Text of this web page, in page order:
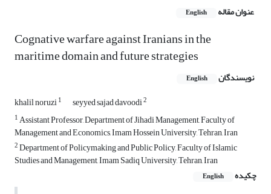
عنوان مقاله English
Cognative warfare against Iranians in the
maritime domain and future strategies
نویسندگان English
khalil noruzi1 seyyed sajad davoodi2
1Assistant Professor, Department of Jihadi Management, Faculty of
Management and Economics, Imam Hossein University, Tehran, Iran
2Department of Policymaking and Public Policy, Faculty of Islamic
Studies and Management, Imam Sadiq University, Tehran, Iran
چکیده
English